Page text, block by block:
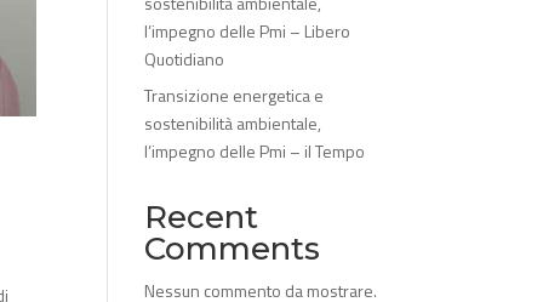
l’impegno delle Pmi – Libero
Quotidiano
Transizione energetica e
sostenibilità ambientale,
l’impegno delle Pmi – il Tempo
Recent
Comments
Nessun commento da mostrare.